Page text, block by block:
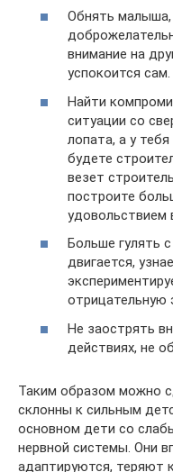
Обнять малыша,
внимание на
успокоится сам.
Найти
ситуации со
лопата, а у
будете
везет
построите
удовольствием
Больше гулять
двигается,
отрицательную
Не заострять
действиях, не
Таким образом можно
склонны к сильным
основном дети со
нервной системы. Они
адаптируются, теряют